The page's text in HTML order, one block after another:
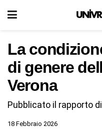
La
di genere
Verona
Pubblicato il rapporto
18 Febbraio 2026